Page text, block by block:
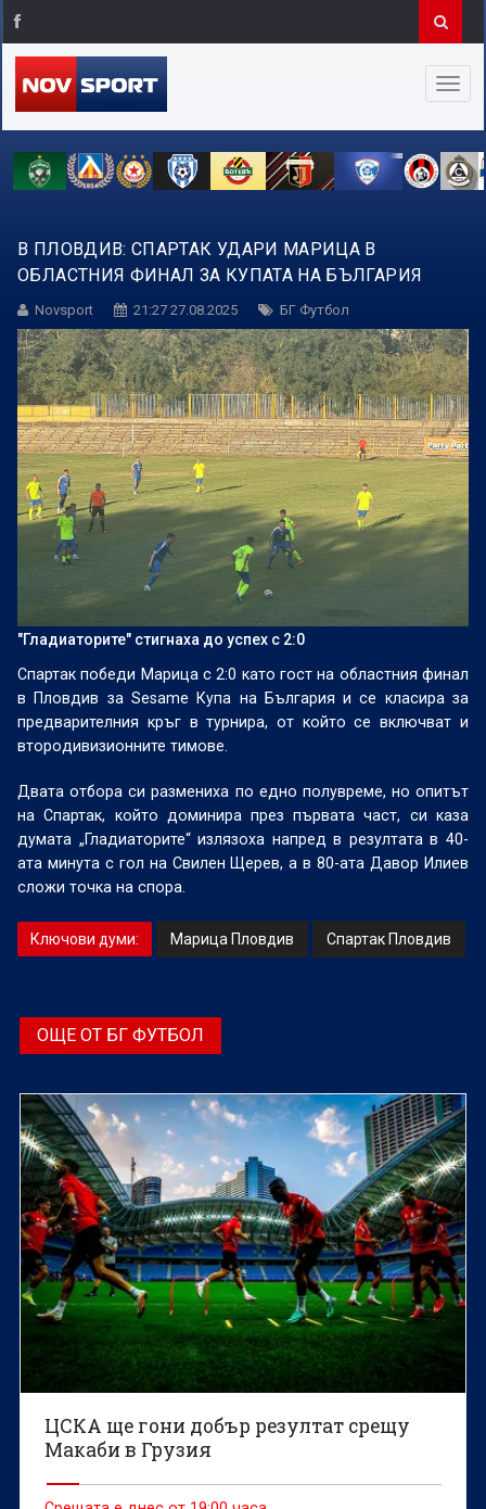
В ПЛОВДИВ: СПАРТАК УДАРИ МАРИЦА В
ОБЛАСТНИЯ ФИНАЛ ЗА КУПАТА НА БЪЛГАРИЯ
Novsport 21:27 27.08.2025 БГ Футбол
"Гладиаторите" стигнаха до успех с 2:0
Спартак победи Марица с 2:0 като гост на областния финал
в Пловдив за Sesame Купа на България и се класира за
предварителния кръг в турнира, от който се включват и
втородивизионните тимове.
Двата отбора си размениха по едно полувреме, но опитът
на Спартак, който доминира през първата част, си каза
думата „Гладиаторите“ излязоха напред в резултата в 40-
ата минута с гол на Свилен Щерев, а в 80-ата Давор Илиев
сложи точка на спора.
Ключови думи: Марица Пловдив Спартак Пловдив
ОЩЕ ОТ БГ ФУТБОЛ
ЦСКА ще гони добър резултат срещу
Макаби в Грузия